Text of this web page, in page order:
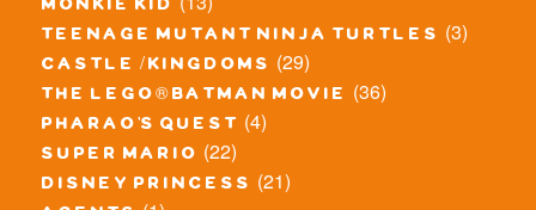
monkie kid
teenage mutant ninja turtles (3)
castle / kingdoms (29)
the lego® batman movie (36)
pharao's quest (4)
super mario (22)
disney princess (21)